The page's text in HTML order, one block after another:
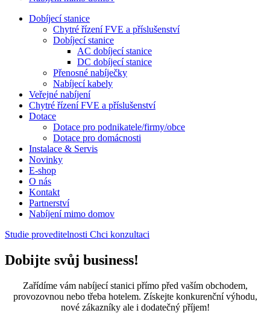
Dobíjecí stanice
Chytré řízení FVE a příslušenství
Dobíjecí stanice
AC dobíjecí stanice
DC dobíjecí stanice
Přenosné nabíječky
Nabíjecí kabely
Veřejné nabíjení
Chytré řízení FVE a příslušenství
Dotace
Dotace pro podnikatele/firmy/obce
Dotace pro domácnosti
Instalace & Servis
Novinky
E-shop
O nás
Kontakt
Partnerství
Nabíjení mimo domov
Studie proveditelnosti Chci konzultaci
Dobijte svůj business!
Zařídíme vám nabíjecí stanici přímo před vaším obchodem,
provozovnou nebo třeba hotelem. Získejte konkurenční výhodu,
nové zákazníky ale i dodatečný příjem!